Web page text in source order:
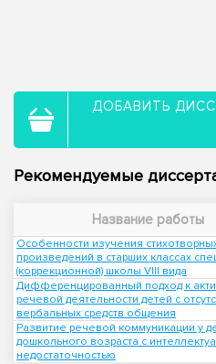
ДОБАВИТЬ
Рекомендуемые
Название работы
Особенности изучения
произведений в старших классах
(коррекционной) школы VIII вида
Дифференцированный подход к
речевой деятельности детей с
вербальных средств общения
Развитие речевой коммуникации у
дошкольного возраста с
недостаточностью